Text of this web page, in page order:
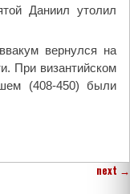
Даниил утолил
вернулся на
При византийском
(408-450) были
next →